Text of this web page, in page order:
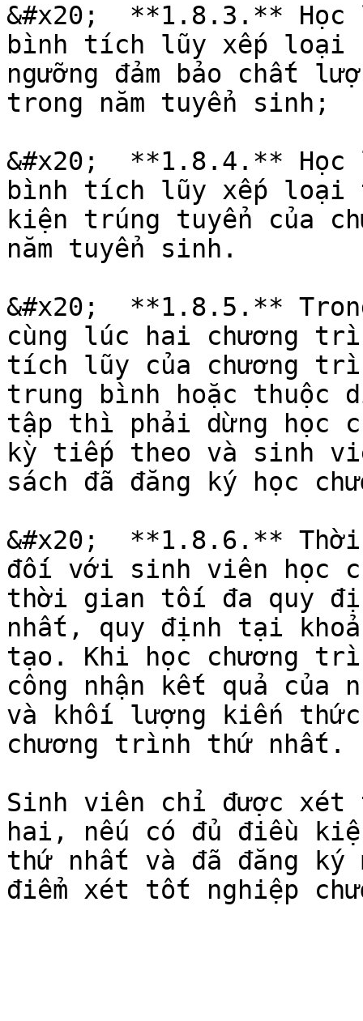
&#x20;  **1.8.3.**
bình tích lũy xếp loại
ngưỡng đảm bảo chất
trong năm tuyển sinh;
&#x20;  **1.8.4.**
bình tích lũy xếp loại
kiện trúng tuyển của
năm tuyển sinh.
&#x20;  **1.8.5.**
cùng lúc hai chương
tích lũy của chương
trung bình hoặc thuộc
tập thì phải dừng học
kỳ tiếp theo và sinh
sách đã đăng ký học
&#x20;  **1.8.6.**
đối với sinh viên học
thời gian tối đa quy
nhất, quy định tại
tạo. Khi học chương
công nhận kết quả của
và khối lượng kiến
chương trình thứ nhất.
Sinh viên chỉ được
hai, nếu có đủ điều
thứ nhất và đã đăng ký